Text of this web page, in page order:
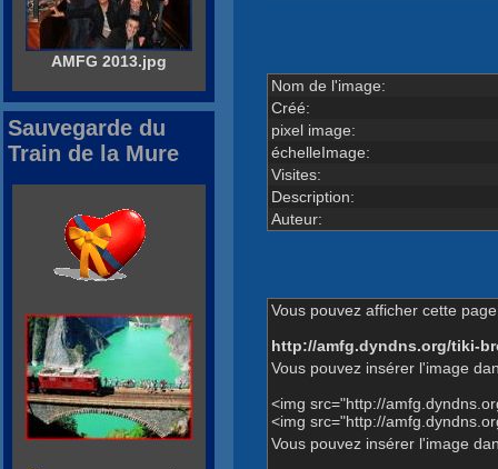
Nom de l'image:
Créé:
pixel image:
échelleImage:
Visites:
Description:
Auteur:
Vous pouvez afficher cette
http://amfg.dyndns.org/tiki-
Vous pouvez insérer l'image
<img src="http://
<img src="http://
Vous pouvez insérer l'image
AMFG 2013.jpg
Sauvegarde du
Train de la Mure